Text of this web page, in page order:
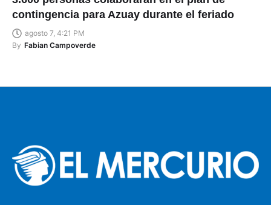
contingencia para Azuay durante el feriado
agosto 7, 4:21 PM
By Fabian Campoverde